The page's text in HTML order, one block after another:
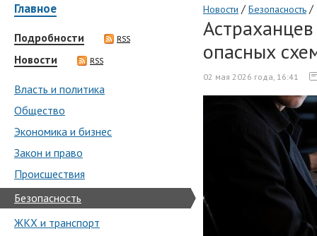
Главное
Подробности RSS
Новости RSS
Власть и политика
Общество
Экономика и бизнес
Закон и право
Происшествия
Безопасность
ЖКХ и транспорт
Новости / Безопасность /
опасных
02 мая 2026 года, 16:41